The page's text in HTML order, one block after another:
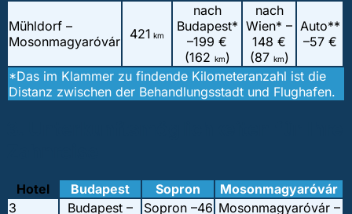
Mühldorf –
Mosonmagyaróvár
421 km
nach
Budapest*
–199 €
(162 km)
nach
Wien* –
148 €
(87 km)
Auto**
–57 €
*Das im Klammer zu findende Kilometeranzahl ist die
Distanz zwischen der Behandlungsstadt und Flughafen.
Hotel Budapest Sopron
Mosonmagyaróvár
3
Budapest –
Sopron –46 Mosonmagyaróvár –